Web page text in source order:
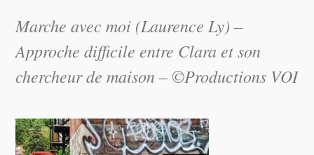
Marche avec moi (Laurence Ly) –
Approche difficile entre Clara et son
chercheur de maison – ©Productions VOI